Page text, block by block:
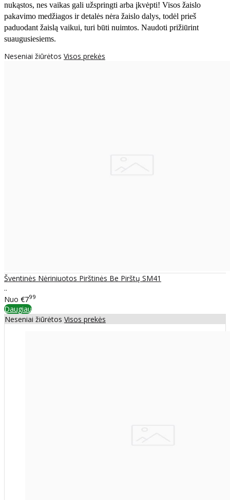
nukąstos, nes vaikas gali užspringti arba įkvėpti! Visos žaislо
pakavimo medžiagos ir detalės nėra žaislo dalys, todėl prieš
paduodant žaislą vaikui, turi būti nuimtos. Naudoti prižiūrint
suaugusiesiems.
Neseniai žiūrėtos Visos prekės
Šventinės Nėriniuotos Pirštinės Be Pirštų SM41
..
Nuo €799
Daugiau
Neseniai žiūrėtos Visos prekės